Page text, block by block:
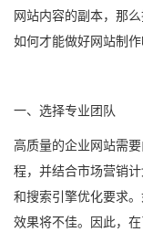
网站内容的副本，那
如何才能做好网站制
一、选择专业团队
高质量的企业网站需
程，并结合市场营销
和搜索引擎优化要求
效果将不佳。因此，